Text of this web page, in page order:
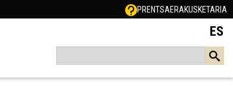
PRENTSAERAKUSKETARIA
ES